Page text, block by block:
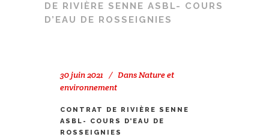
DE RIVIÈRE SENNE ASBL- COURS
D’EAU DE ROSSEIGNIES
30 juin 2021 DansNature et
environnement
CONTRAT DE RIVIÈRE SENNE
ASBL- COURS D’EAU DE
ROSSEIGNIES